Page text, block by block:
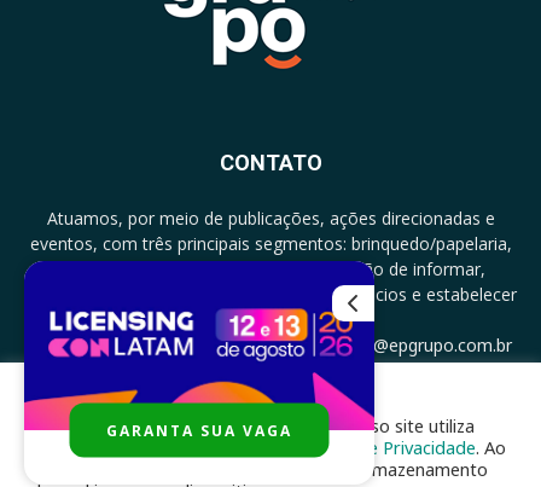
CONTATO
Atuamos, por meio de publicações, ações direcionadas e
eventos, com três principais segmentos: brinquedo/papelaria,
licenciamento e zero a três com a missão de informar,
documentar, proporcionar encontro de negócios e estabelecer
parcerias.
CONTATO: +5511994513097 - atendimento@epgrupo.com.br
SIGA-NOS
Para melhor experiência e navegação, nosso site utiliza
cookies, de acordo com a nossa
Política de Privacidade. Ao
clicar em “aceito”, você concorda com o armazenamento
GARANTA SUA VAGA